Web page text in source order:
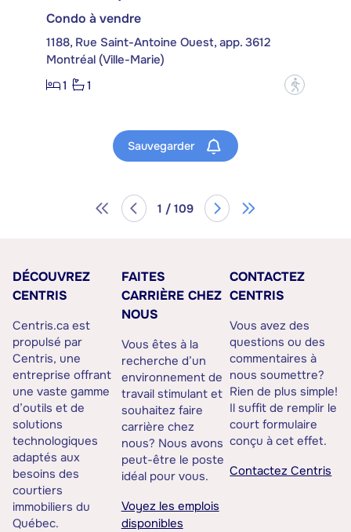
Condo à vendre
1188, Rue Saint-Antoine Ouest, app. 3612
Montréal (Ville-Marie)
1
1 ?
Sauvegarder
1 / 109
DÉCOUVREZ
CENTRIS
Centris.ca est
propulsé par
Centris, une
entreprise offrant
une vaste gamme
d’outils et de
solutions
technologiques
adaptés aux
besoins des
courtiers
immobiliers du
Québec.
FAITES
CARRIÈRE CHEZ
NOUS
Vous êtes à la
recherche d’un
environnement de
travail stimulant et
souhaitez faire
carrière chez
nous? Nous avons
peut-être le poste
idéal pour vous.
Voyez les emplois
disponibles
CONTACTEZ
CENTRIS
Vous avez des
questions ou des
commentaires à
nous soumettre?
Rien de plus simple!
Il suffit de remplir le
court formulaire
conçu à cet effet.
Contactez Centris